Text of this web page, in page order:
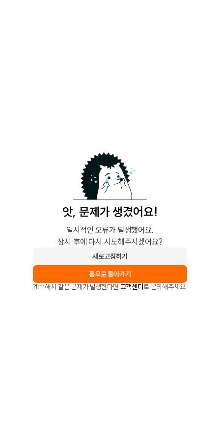
앗, 문제가 생겼어요!
일시적인 오류가 발생했어요.
잠시 후에 다시 시도해주시겠어요?
새로고침하기
홈으로 돌아가기
계속해서 같은 문제가 발생한다면 고객센터로 문의해주세요.